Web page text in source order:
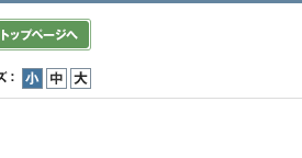
小 中 大